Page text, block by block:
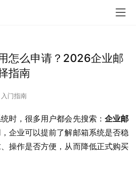
怎么申请？2026企业邮
指南
入门指南
时，很多用户都会先搜索： 企业邮
企业可以提前了解邮箱系统是否稳
操作是否方便，从而降低正式购买